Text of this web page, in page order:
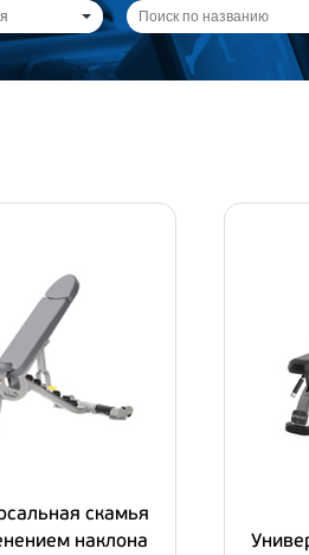
скамья
наклона